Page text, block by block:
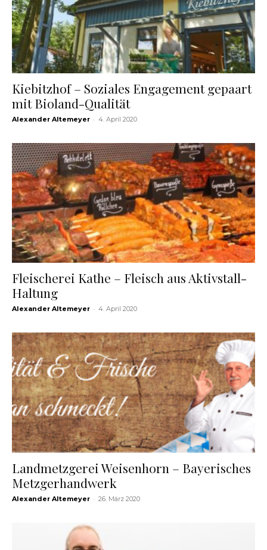
Kiebitzhof – Soziales Engagement gepaart
mit Bioland-Qualität
Alexander Altemeyer - 4. April 2020
Fleischerei Kathe – Fleisch aus Aktivstall-
Haltung
Alexander Altemeyer - 4. April 2020
Landmetzgerei Weisenhorn – Bayerisches
Metzgerhandwerk
Alexander Altemeyer - 26. März 2020